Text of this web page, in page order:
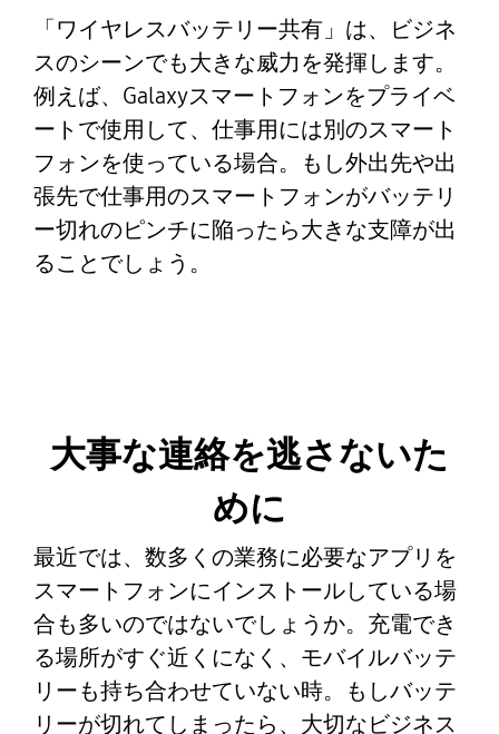
「ワイヤレスバッテリー共有」は、ビジネ
スのシーンでも大きな威力を発揮します。
例えば、Galaxyスマートフォンをプライベ
ートで使用して、仕事用には別のスマート
フォンを使っている場合。もし外出先や出
張先で仕事用のスマートフォンがバッテリ
ー切れのピンチに陥ったら大きな支障が出
ることでしょう。
大事な連絡を逃さないた
めに
最近では、数多くの業務に必要なアプリを
スマートフォンにインストールしている場
合も多いのではないでしょうか。充電でき
る場所がすぐ近くになく、モバイルバッテ
リーも持ち合わせていない時。もしバッテ
リーが切れてしまったら、大切なビジネス